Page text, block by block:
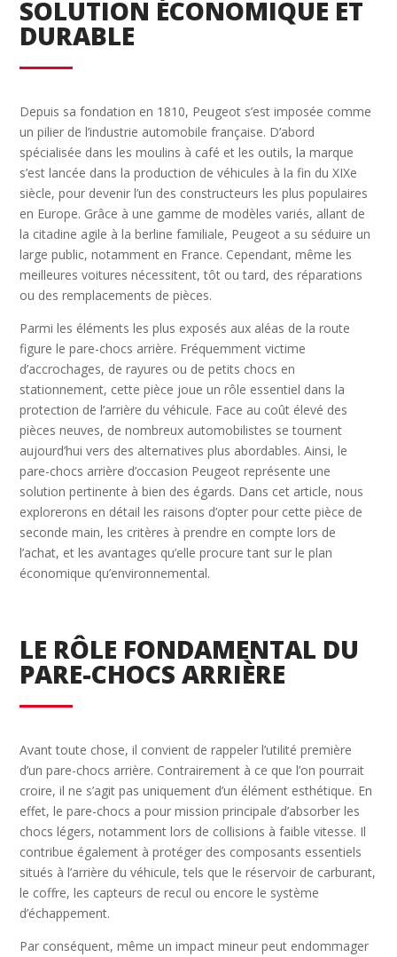
SOLUTION ÉCONOMIQUE ET
DURABLE
Depuis sa fondation en 1810, Peugeot s’est imposée comme
un pilier de l’industrie automobile française. D’abord
spécialisée dans les moulins à café et les outils, la marque
s’est lancée dans la production de véhicules à la fin du XIXe
siècle, pour devenir l’un des constructeurs les plus populaires
en Europe. Grâce à une gamme de modèles variés, allant de
la citadine agile à la berline familiale, Peugeot a su séduire un
large public, notamment en France. Cependant, même les
meilleures voitures nécessitent, tôt ou tard, des réparations
ou des remplacements de pièces.
Parmi les éléments les plus exposés aux aléas de la route
figure le pare-chocs arrière. Fréquemment victime
d’accrochages, de rayures ou de petits chocs en
stationnement, cette pièce joue un rôle essentiel dans la
protection de l’arrière du véhicule. Face au coût élevé des
pièces neuves, de nombreux automobilistes se tournent
aujourd’hui vers des alternatives plus abordables. Ainsi, le
pare-chocs arrière d’occasion Peugeot représente une
solution pertinente à bien des égards. Dans cet article, nous
explorerons en détail les raisons d’opter pour cette pièce de
seconde main, les critères à prendre en compte lors de
l’achat, et les avantages qu’elle procure tant sur le plan
économique qu’environnemental.
LE RÔLE FONDAMENTAL DU
PARE-CHOCS ARRIÈRE
Avant toute chose, il convient de rappeler l’utilité première
d’un pare-chocs arrière. Contrairement à ce que l’on pourrait
croire, il ne s’agit pas uniquement d’un élément esthétique. En
effet, le pare-chocs a pour mission principale d’absorber les
chocs légers, notamment lors de collisions à faible vitesse. Il
contribue également à protéger des composants essentiels
situés à l’arrière du véhicule, tels que le réservoir de carburant,
le coffre, les capteurs de recul ou encore le système
d’échappement.
Par conséquent, même un impact mineur peut endommager